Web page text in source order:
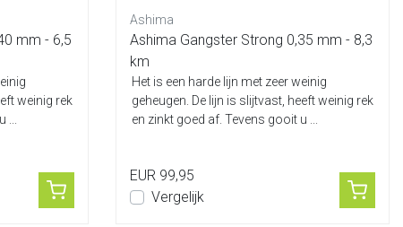
mm - 6,5
weinig rek
Ashima
Ashima Gangster Strong 0,35 mm - 8,3
km
Het is een harde lijn met zeer weinig
geheugen. De lijn is slijtvast, heeft weinig rek
en zinkt goed af. Tevens gooit u ...
EUR 99,95
Vergelijk